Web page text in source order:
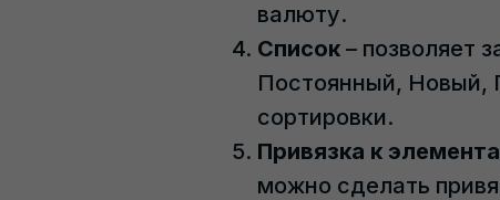
валюту.
Список – позволяет
Постоянный, Новый,
сортировки.
Привязка к
можно сделать